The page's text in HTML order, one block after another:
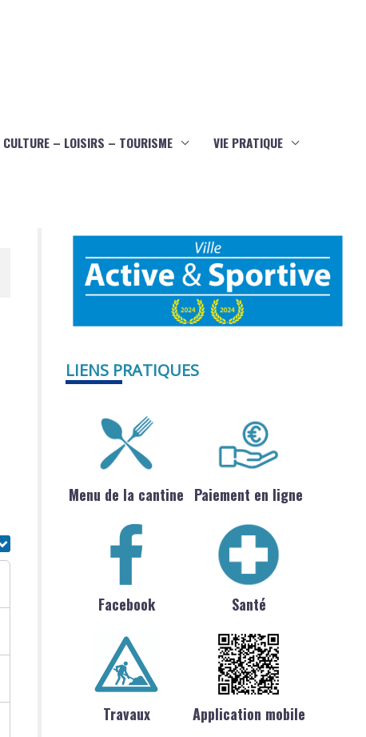
CULTURE – LOISIRS – TOURISME VIE PRATIQUE
LIENS PRATIQUES
Menu de la cantine Paiement en ligne
Facebook Santé
Travaux Application mobile